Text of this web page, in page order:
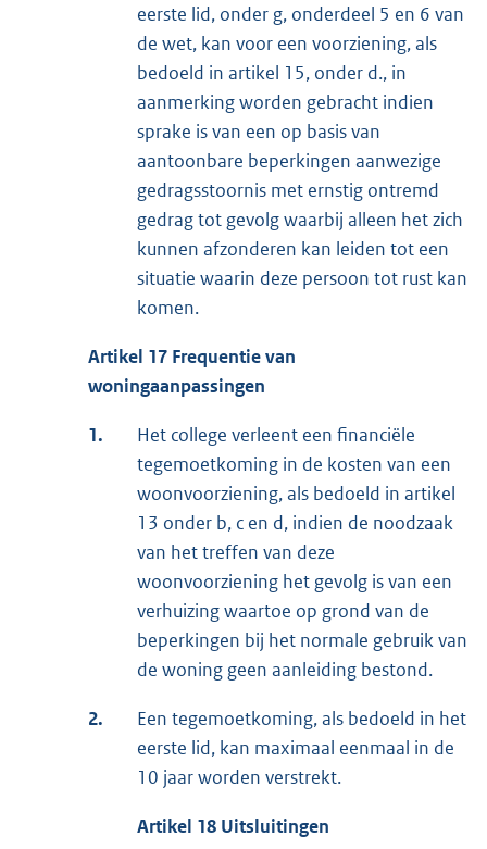
eerste lid, onder g, onderdeel 5 en 6 van
de wet, kan voor een voorziening, als
bedoeld in artikel 15, onder d., in
aanmerking worden gebracht indien
sprake is van een op basis van
aantoonbare beperkingen aanwezige
gedragsstoornis met ernstig ontremd
gedrag tot gevolg waarbij alleen het zich
kunnen afzonderen kan leiden tot een
situatie waarin deze persoon tot rust kan
komen.
Artikel 17 Frequentie van
woningaanpassingen
1.
Het college verleent een financiële
tegemoetkoming in de kosten van een
woonvoorziening, als bedoeld in artikel
13 onder b, c en d, indien de noodzaak
van het treffen van deze
woonvoorziening het gevolg is van een
verhuizing waartoe op grond van de
beperkingen bij het normale gebruik van
de woning geen aanleiding bestond.
2.
Een tegemoetkoming, als bedoeld in het
eerste lid, kan maximaal eenmaal in de
10 jaar worden verstrekt.
Artikel 18 Uitsluitingen